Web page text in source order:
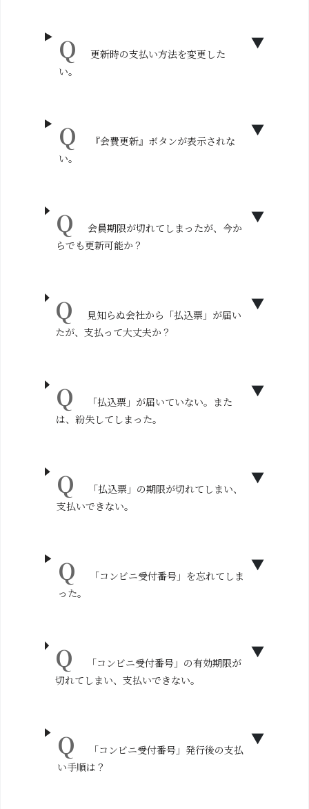
更新時の支払い方法を変更した
い。
『会費更新』ボタンが表示されな
い。
会員期限が切れてしまったが、今か
らでも更新可能か？
見知らぬ会社から「払込票」が届い
たが、支払って大丈夫か？
「払込票」が届いていない。また
は、紛失してしまった。
「払込票」の期限が切れてしまい、
支払いできない。
「コンビニ受付番号」を忘れてしま
った。
「コンビニ受付番号」の有効期限が
切れてしまい、支払いできない。
「コンビニ受付番号」発行後の支払
い手順は？